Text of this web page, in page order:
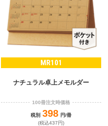
MR101
ナチュラル卓上メモルダー
100冊注文時価格
税別 398 円/冊
(税込437円)